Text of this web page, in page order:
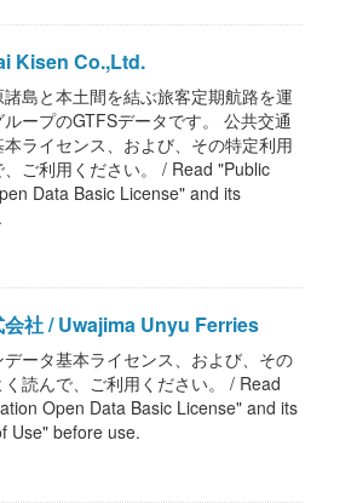
Kisen Co.,Ltd.
島と本土間を結ぶ旅客定期航路を運
ープのGTFSデータです。 公共交通
ライセンス、および、その特定利用
ご利用ください。 / Read "Public
Data Basic License" and its
会社 / Uwajima Unyu Ferries
ータ基本ライセンス、および、その
読んで、ご利用ください。 / Read
Open Data Basic License" and its
Use" before use.